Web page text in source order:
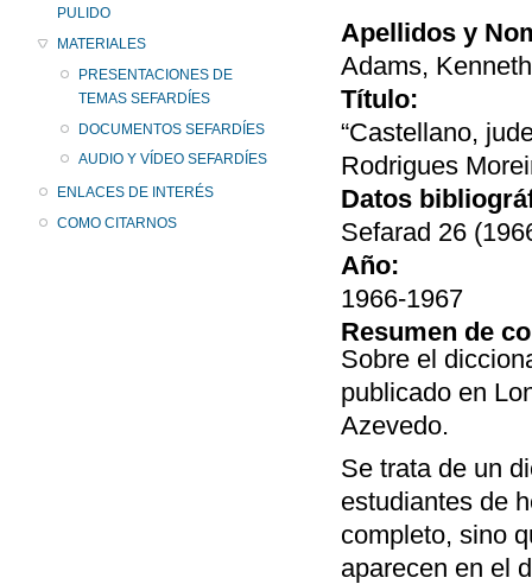
PULIDO
MATERIALES
PRESENTACIONES DE
TEMAS SEFARDÍES
DOCUMENTOS SEFARDÍES
AUDIO Y VÍDEO SEFARDÍES
ENLACES DE INTERÉS
COMO CITARNOS
Apellidos y
Adams, Kenneth
Título:
“Castellano,
Rodrigues
Datos
Sefarad 26
Año:
1966-1967
Resumen de
Sobre el
publicado en
Azevedo.
Se trata de un
estudiantes de
completo, sino
aparecen en el